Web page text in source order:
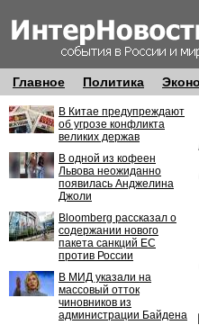
Главное Политика
В Китае предупреждают
об угрозе конфликта
великих держав
В одной из кофеен
Львова неожиданно
появилась Анджелина
Джоли
Bloomberg рассказал о
содержании нового
пакета санкций ЕС
против России
В МИД указали на
массовый отток
чиновников из
администрации Байдена